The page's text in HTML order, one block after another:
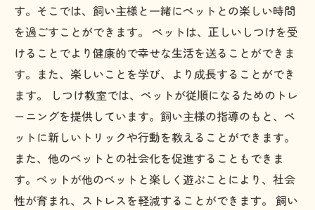
す。そこでは、飼い主様と一緒にペットとの楽しい時間
を過ごすことができます。 ペットは、正しいしつけを受
けることでより健康的で幸せな生活を送ることができま
す。また、楽しいことを学び、より成長することができ
ます。 しつけ教室では、ペットが従順になるためのトレ
ーニングを提供しています。飼い主様の指導のもと、ペ
ットに新しいトリックや行動を教えることができます。
また、他のペットとの社会化を促進することもできま
す。ペットが他のペットと楽しく遊ぶことにより、社会
性が育まれ、ストレスを軽減することができます。 飼い